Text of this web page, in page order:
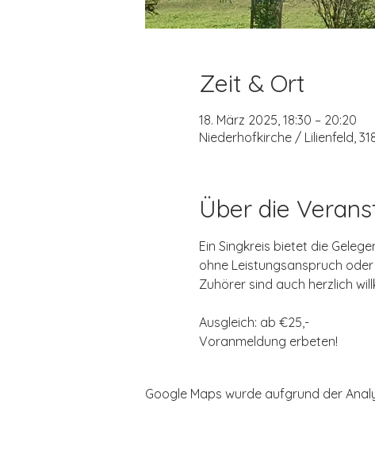
Zeit & Ort
18. März 2025, 18:30 – 20:20
Niederhofkirche / Lilienfeld,
Über die
Ein Singkreis bietet die
ohne Leistungsanspruch
Zuhörer sind auch herzlich
Ausgleich: ab €25,-
Voranmeldung erbeten!
Google Maps wurde aufgrund der